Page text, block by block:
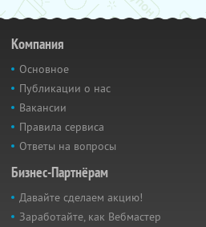
Компания
Основное
Публикации о нас
Вакансии
Правила сервиса
Ответы на вопросы
Бизнес-Партнёрам
Давайте сделаем акцию!
Заработайте, как Вебмастер